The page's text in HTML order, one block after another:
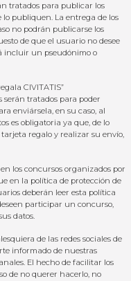
tratados para publicar los
publiquen. La entrega de los
no podrán publicarse los
de que el usuario no desee
incluir un pseudónimo o
CIVITATIS”
serán tratados para poder
enviársela, en su caso, al
es obligatoria ya que, de lo
regalo y realizar su envío,
los concursos organizados por
en la política de protección de
deberán leer esta política
participar un concurso,
datos.
de las redes sociales de
informado de nuestras
El hecho de facilitar los
de no querer hacerlo, no